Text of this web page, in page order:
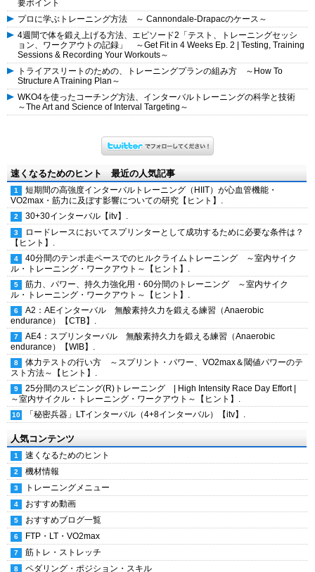
要ポイント
プロに学ぶトレーニング方法 ～ Cannondale-Drapacのケース～
4週間で体を鍛え上げる方法、エピソード2「テスト、トレーニングセッシ
ョン、ワークアウトの記録」 ～Get Fit in 4 Weeks Ep. 2 | Testing, Training
Sessions & Recording Your Workouts～
トライアスリートのための、トレーニングプランの組み方 ～How To
Structure A Training Plan～
WKO4を使ったコーチング方法、インターバルトレーニングの科学と技術
～The Art and Science of Interval Targeting～
速くなるためのヒント 最近の人気記事
短期間の高強度インターバルトレーニング（HIIT）が心血管機能・
VO2max・筋力に及ぼす影響についての研究【ヒント】.
30+30インターバル【itv】.
ロードレースにおいてスプリンターとして成功するために必要な条件は？
【ヒント】.
40分間のテンポ走ペースでのヒルクライムトレーニング ～室内サイク
ル・トレーニング・ワークアウト～【ヒント】.
筋力、パワー、持久力強化用・60分間のトレーニング ～室内サイク
ル・トレーニング・ワークアウト～【ヒント】.
A2：AEインターバル 無酸素持久力を鍛える練習（Anaerobic
endurance）【CTB】.
AE4：スプリンターバル 無酸素持久力を鍛える練習（Anaerobic
endurance）【WIB】.
体力テストの行い方 ～スプリント・パワー、VO2max＆閾値パワーのテ
スト方法～【ヒント】.
25分間のスピニング(R)トレーニング | High Intensity Race Day Effort |
～室内サイクル・トレーニング・ワークアウト～【ヒント】.
「秘密兵器」LTインターバル（4+8インターバル）【itv】.
人気コンテンツ
速くなるためのヒント
機材情報
トレーニングメニュー
おすすめ動画
おすすめブログ一覧
FTP・LT・VO2max
筋トレ・ストレッチ
ペダリング・ポジション・スキル